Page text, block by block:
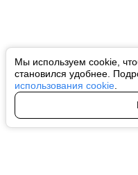
Мы используем cookie,
становился удобнее.
использования cookie